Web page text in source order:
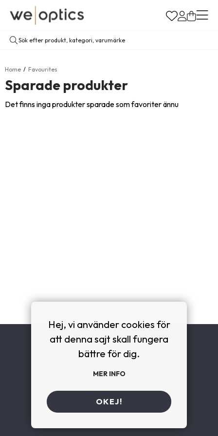
Home Favourites
Sparade produkter
Det finns inga produkter sparade som favoriter ännu
OM OSS
KONTAKT
Hej, vi använder cookies för
att denna sajt skall fungera
bättre för dig.
MER INFO
OKEJ!